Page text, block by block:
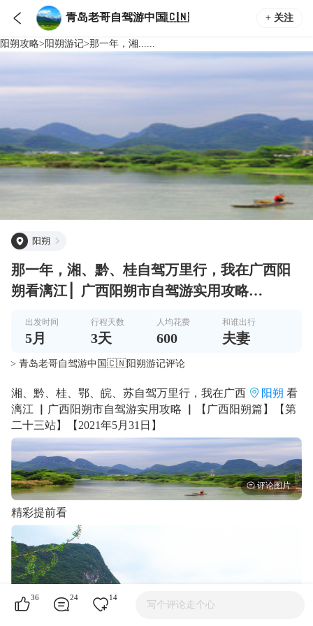
 青岛老哥自驾游中国🇨🇳 + 关注
阳朔攻略> 阳朔游记>那一年，湘......
阳朔
那一年，湘、黔、桂自驾万里行，我在广西阳
朔看漓江 ▏广西阳朔市自驾游实用攻略
出发时间
5月
行程天数
3天
人均花费
600
和谁出行
夫妻
> 青岛老哥自驾游中国🇨🇳阳朔游记评论
湘、黔、桂、鄂、皖、苏自驾万里行，我在广西 阳朔 看
漓江 ▏广西阳朔市自驾游实用攻略 ▏【广西阳朔篇】【第
二十三站】【2021年5月31日】
精彩提前看
36 24 14
写个评论走个心